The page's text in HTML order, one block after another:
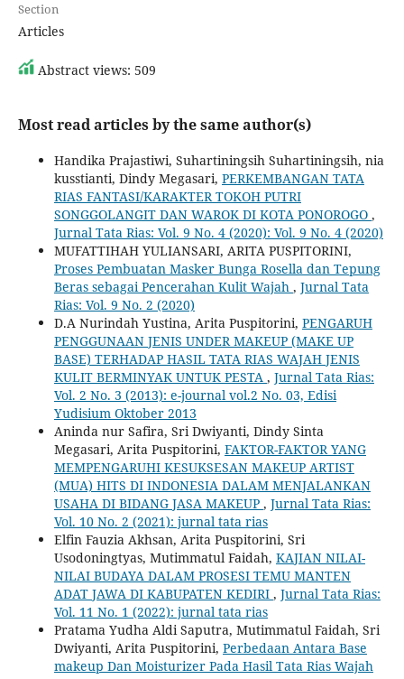
Section
Articles
Abstract views: 509
Most read articles by the same author(s)
Handika Prajastiwi, Suhartiningsih Suhartiningsih, nia
kusstianti, Dindy Megasari, PERKEMBANGAN TATA
RIAS FANTASI/KARAKTER TOKOH PUTRI
SONGGOLANGIT DAN WAROK DI KOTA PONOROGO ,
Jurnal Tata Rias: Vol. 9 No. 4 (2020): Vol. 9 No. 4 (2020)
MUFATTIHAH YULIANSARI, ARITA PUSPITORINI,
Proses Pembuatan Masker Bunga Rosella dan Tepung
Beras sebagai Pencerahan Kulit Wajah , Jurnal Tata
Rias: Vol. 9 No. 2 (2020)
D.A Nurindah Yustina, Arita Puspitorini, PENGARUH
PENGGUNAAN JENIS UNDER MAKEUP (MAKE UP
BASE) TERHADAP HASIL TATA RIAS WAJAH JENIS
KULIT BERMINYAK UNTUK PESTA , Jurnal Tata Rias:
Vol. 2 No. 3 (2013): e-journal vol.2 No. 03, Edisi
Yudisium Oktober 2013
Aninda nur Safira, Sri Dwiyanti, Dindy Sinta
Megasari, Arita Puspitorini, FAKTOR-FAKTOR YANG
MEMPENGARUHI KESUKSESAN MAKEUP ARTIST
(MUA) HITS DI INDONESIA DALAM MENJALANKAN
USAHA DI BIDANG JASA MAKEUP , Jurnal Tata Rias:
Vol. 10 No. 2 (2021): jurnal tata rias
Elfin Fauzia Akhsan, Arita Puspitorini, Sri
Usodoningtyas, Mutimmatul Faidah, KAJIAN NILAI-
NILAI BUDAYA DALAM PROSESI TEMU MANTEN
ADAT JAWA DI KABUPATEN KEDIRI , Jurnal Tata Rias:
Vol. 11 No. 1 (2022): jurnal tata rias
Pratama Yudha Aldi Saputra, Mutimmatul Faidah, Sri
Dwiyanti, Arita Puspitorini, Perbedaan Antara Base
makeup Dan Moisturizer Pada Hasil Tata Rias Wajah